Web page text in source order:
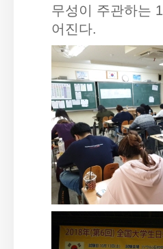
무성이 주관하는
어진다.